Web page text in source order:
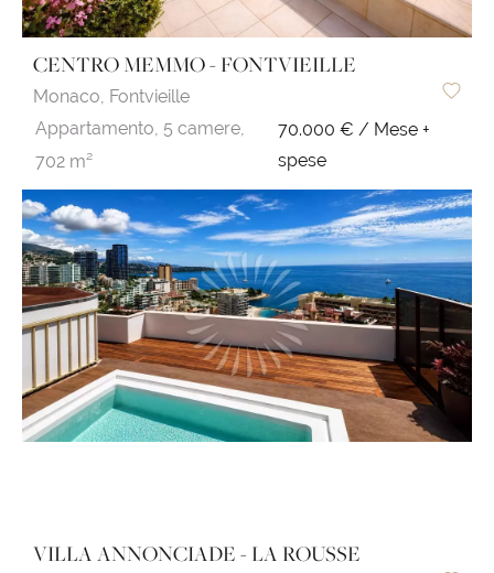
CENTRO MEMMO - FONTVIEILLE
Monaco, Fontvieille
Appartamento, 5 camere,
702 m²
70.000 € / Mese +
spese
VILLA ANNONCIADE - LA ROUSSE